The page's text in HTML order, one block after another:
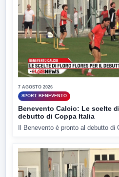
7 AGOSTO 2026
SPORT BENEVENTO
Benevento Calcio: Le scelte
debutto di Coppa Italia
Il Benevento è pronto al debutto di